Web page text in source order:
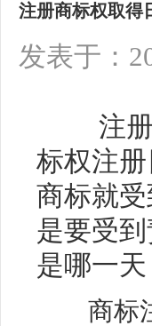
注册商标权取得
发表于：
注册商
标权注
商标就
是要受
是哪一天
商标注